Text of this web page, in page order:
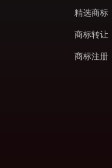
精选商标
商标转让
商标注册